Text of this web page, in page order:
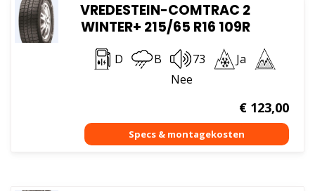
VREDESTEIN-COMTRAC 2
WINTER+ 215/65 R16 109R
D B 73
Ja
Nee
€123,00